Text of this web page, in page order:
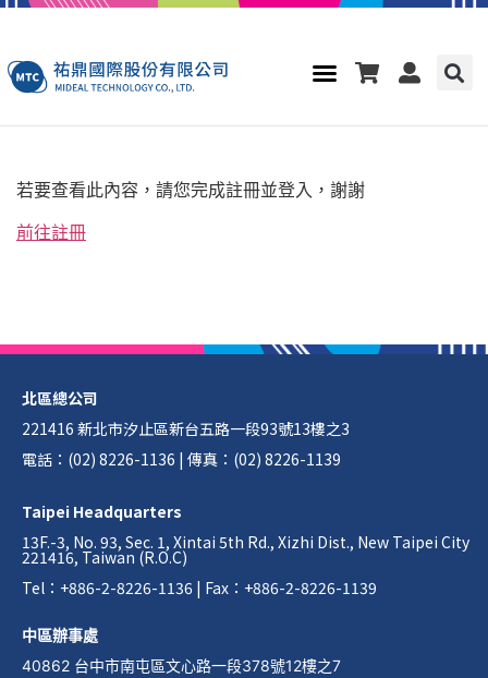
若要查看此內容，請您完成註冊並登入，謝謝
前往註冊
北區總公司
221416 新北市汐止區新台五路一段93號13樓之3
電話：(02) 8226-1136 | 傳真：(02) 8226-1139
Taipei Headquarters
13F.-3, No. 93, Sec. 1, Xintai 5th Rd., Xizhi Dist., New Taipei City
221416, Taiwan (R.O.C)
Tel：+886-2-8226-1136 | Fax：+886-2-8226-1139
中區辦事處
40862 台中市南屯區文心路一段378號12樓之7